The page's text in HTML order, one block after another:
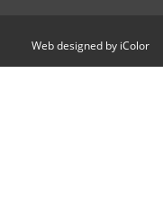
Web designed by iColor